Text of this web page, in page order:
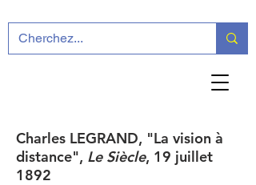
Charles LEGRAND, "La vision à
distance", Le Siècle, 19 juillet
1892